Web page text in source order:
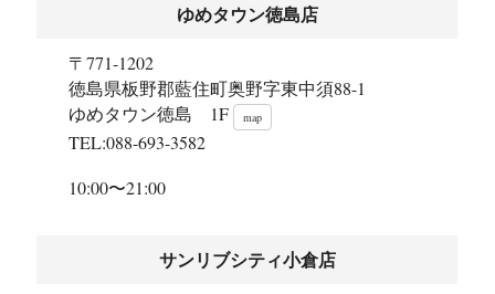
ゆめタウン徳島店
〒771-1202
徳島県板野郡藍住町奥野字東中須88-1
ゆめタウン徳島 1F
map
TEL:088-693-3582
10:00〜21:00
サンリブシティ小倉店